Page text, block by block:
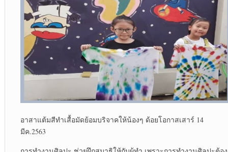
อาสาแต้มสีทำเสื้อมัดย้อมบริจาคให้น้องๆ ด้อยโอกาสเสาร์ 14
มีค.2563